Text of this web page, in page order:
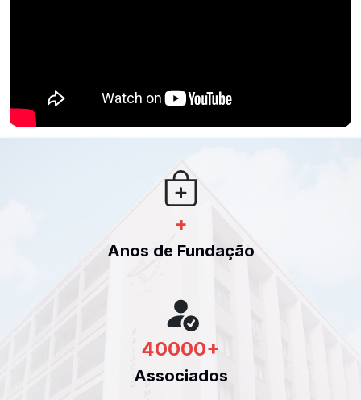
+
Anos de Fundação
40000+
Associados